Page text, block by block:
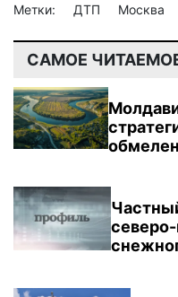
Метки: ДТП Москва
САМОЕ